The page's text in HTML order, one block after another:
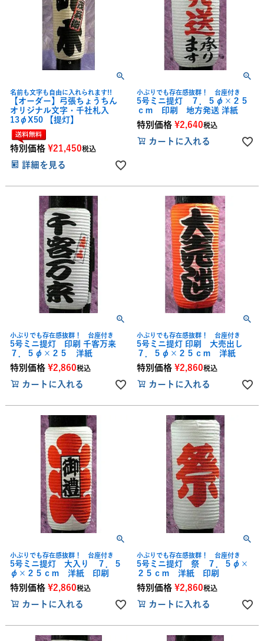
名前も文字も自由に入れられます!!
【オーダー】弓張ちょうちん
オリジナル文字・千社札入
13φX50 【提灯】
特別価格 ¥21,450税込
詳細を見る
小ぶりでも存在感抜群！ 台座付き
5号ミニ提灯 ７．５φ×２５
ｃｍ 印刷 地方発送 洋紙
特別価格 ¥2,640税込
カートに入れる
小ぶりでも存在感抜群！ 台座付き
5号ミニ提灯 印刷 千客万来
７．５φ×２５ 洋紙
特別価格 ¥2,860税込
カートに入れる
小ぶりでも存在感抜群！ 台座付き
5号ミニ提灯 印刷 大売出し
７．５φ×２５ｃｍ 洋紙
特別価格 ¥2,860税込
カートに入れる
小ぶりでも存在感抜群！ 台座付き
5号ミニ提灯 大入り ７．５
φ×２５ｃｍ 洋紙 印刷
特別価格 ¥2,860税込
カートに入れる
小ぶりでも存在感抜群！ 台座付き
5号ミニ提灯 祭 ７．５φ×
２５ｃｍ 洋紙 印刷
特別価格 ¥2,860税込
カートに入れる